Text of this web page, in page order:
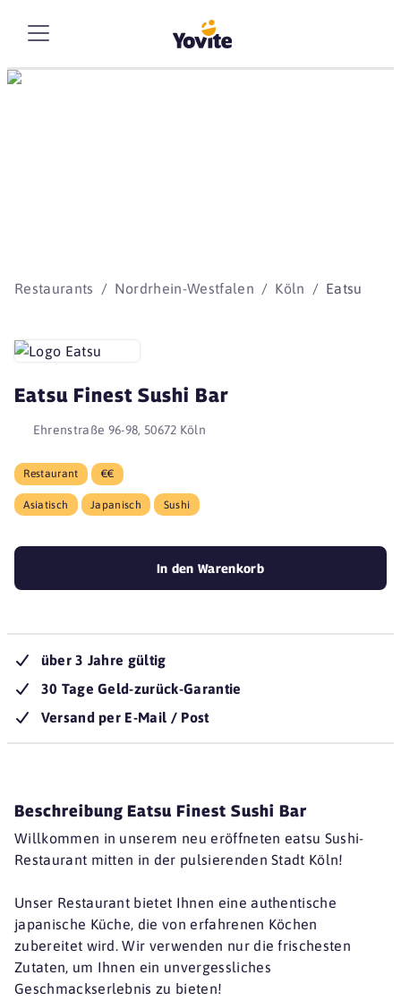
Restaurants Nordrhein-Westfalen Köln Eatsu
Eatsu Finest Sushi Bar
Ehrenstraße 96-98, 50672 Köln
Restaurant €€
Asiatisch Japanisch Sushi
In den Warenkorb
über 3 Jahre gültig
30 Tage Geld-zurück-Garantie
Versand per E-Mail / Post
Beschreibung Eatsu Finest Sushi Bar
Willkommen in unserem neu eröffneten eatsu Sushi-
Restaurant mitten in der pulsierenden Stadt Köln!
Unser Restaurant bietet Ihnen eine authentische
japanische Küche, die von erfahrenen Köchen
zubereitet wird. Wir verwenden nur die frischesten
Zutaten, um Ihnen ein unvergessliches
Geschmackserlebnis zu bieten!